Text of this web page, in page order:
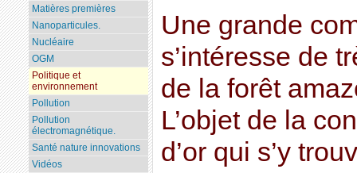
Une grande
s’intéresse de
de la forêt
L’objet de la
d’or qui s’y
Matières premières
Nanoparticules.
Nucléaire
OGM
Politique et
environnement
Pollution
Pollution
électromagnétique.
Santé nature innovations
Vidéos